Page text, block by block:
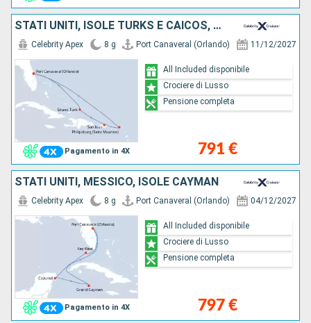
STATI UNITI, ISOLE TURKS E CAICOS, PORTORICO, SAINT MARTIN
Pagamento in 4X
Celebrity Apex 8 g Port Canaveral (Orlando) 11/12/2027
791 €
All Included disponibile
Crociere di Lusso
Pensione completa
STATI UNITI, MESSICO, ISOLE CAYMAN
Pagamento in 4X
Celebrity Apex 8 g Port Canaveral (Orlando) 04/12/2027
797 €
All Included disponibile
Crociere di Lusso
Pensione completa